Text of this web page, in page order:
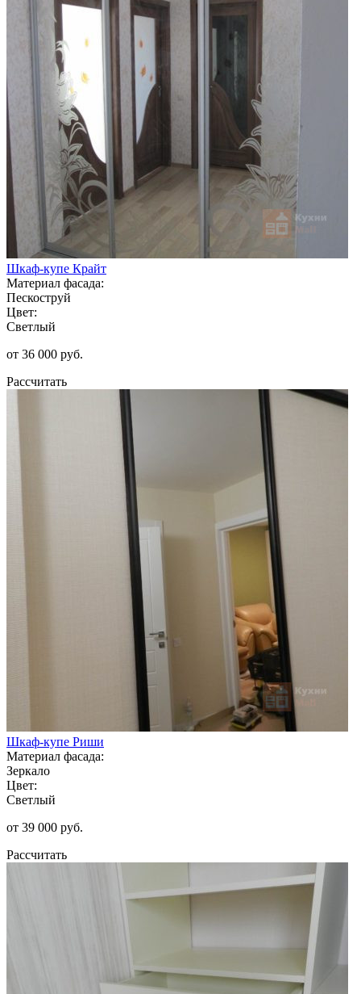
Шкаф-купе Крайт
Материал фасада:
Пескоструй
Цвет:
Светлый
от 36 000 руб.
Рассчитать
Шкаф-купе Риши
Материал фасада:
Зеркало
Цвет:
Светлый
от 39 000 руб.
Рассчитать